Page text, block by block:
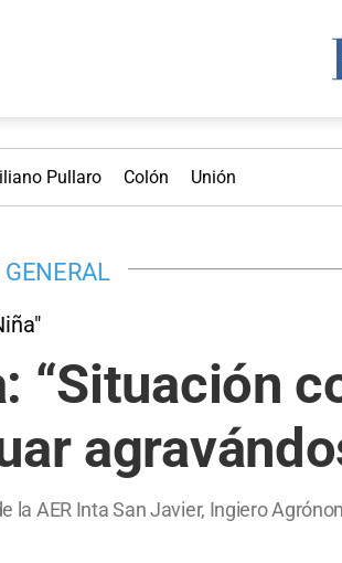
Pullaro Colón Unión
“Situación
la AER Inta San Javier, Ingiero